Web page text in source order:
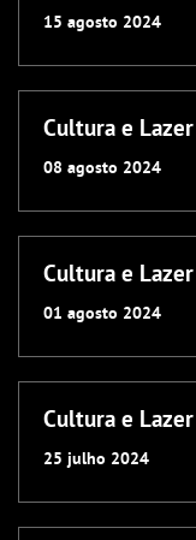
15 agosto 2024
Cultura e
08 agosto 2024
Cultura e
01 agosto 2024
Cultura e
25 julho 2024